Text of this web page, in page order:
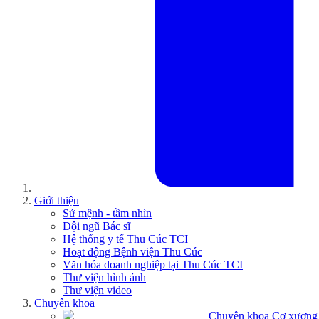
Giới thiệu
Sứ mệnh - tầm nhìn
Đội ngũ Bác sĩ
Hệ thống y tế Thu Cúc TCI
Hoạt động Bệnh viện Thu Cúc
Văn hóa doanh nghiệp tại Thu Cúc TCI
Thư viện hình ảnh
Thư viện video
Chuyên khoa
Chuyên khoa Cơ